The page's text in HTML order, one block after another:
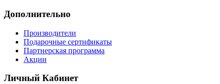
Дополнительно
Производители
Подарочные сертификаты
Партнерская программа
Акции
Личный Кабинет